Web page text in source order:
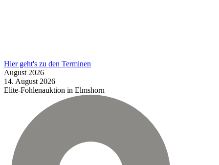
Hier geht's zu den Terminen
August 2026
14. August 2026
Elite-Fohlenauktion in Elmshorn